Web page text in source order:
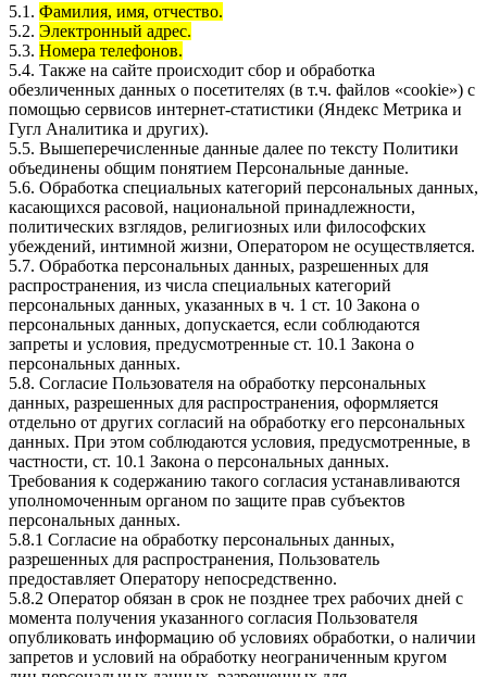
5.1. Фамилия, имя, отчество.
5.2. Электронный адрес.
5.3. Номера телефонов.
5.4. Также на сайте происходит сбор и обработка
обезличенных данных о посетителях (в т.ч. файлов «cookie») с
помощью сервисов интернет-статистики (Яндекс Метрика и
Гугл Аналитика и других).
5.5. Вышеперечисленные данные далее по тексту Политики
объединены общим понятием Персональные данные.
5.6. Обработка специальных категорий персональных данных,
касающихся расовой, национальной принадлежности,
политических взглядов, религиозных или философских
убеждений, интимной жизни, Оператором не осуществляется.
5.7. Обработка персональных данных, разрешенных для
распространения, из числа специальных категорий
персональных данных, указанных в ч. 1 ст. 10 Закона о
персональных данных, допускается, если соблюдаются
запреты и условия, предусмотренные ст. 10.1 Закона о
персональных данных.
5.8. Согласие Пользователя на обработку персональных
данных, разрешенных для распространения, оформляется
отдельно от других согласий на обработку его персональных
данных. При этом соблюдаются условия, предусмотренные, в
частности, ст. 10.1 Закона о персональных данных.
Требования к содержанию такого согласия устанавливаются
уполномоченным органом по защите прав субъектов
персональных данных.
5.8.1 Согласие на обработку персональных данных,
разрешенных для распространения, Пользователь
предоставляет Оператору непосредственно.
5.8.2 Оператор обязан в срок не позднее трех рабочих дней с
момента получения указанного согласия Пользователя
опубликовать информацию об условиях обработки, о наличии
запретов и условий на обработку неограниченным кругом